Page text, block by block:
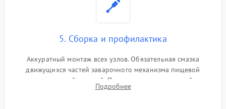
5. Сборка и профилактика
Аккуратный монтаж всех узлов. Обязательная смазка
движущихся частей заварочного механизма пищевой
силиконовой смазкой. Проведение программной
декальцинации и очистки системы от кофейных масел.
Подробнее